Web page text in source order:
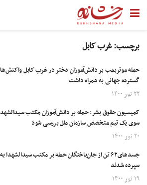
برچسب:غرب کابل
حمله موتربمب بر دانش‌آموزان دختر در غرب کابل
گسترده جهانی به همراه داشت
۲۲ ثور ۱۴۰۰
کمیسیون حقوق بشر: حمله بر دانش‌آموزان مکتب
سوی یک تیم متخصص سازمان ملل بررسی شود
۲۰ ثور ۱۴۰۰
جسدهای۶۲ تن از جان‌باختگان حمله بر مکتب
سپرده شدند
۱۹ ثور ۱۴۰۰